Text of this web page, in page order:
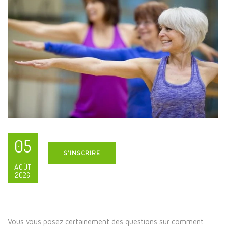
05
AOÛT
2026
S'INSCRIRE
Vous vous posez certainement des questions sur comment